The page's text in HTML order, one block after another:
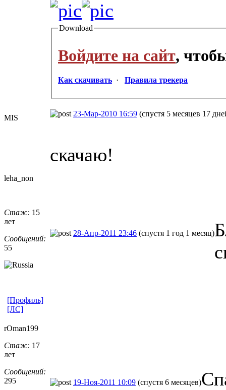
Download
Войдите на сайт,
Как скачивать · Правила трекера
MIS 23-Мар-2010 16:59 (спустя 5 месяцев 17
скачаю!
leha_non
Стаж: 15
лет
Сообщений:
55
28-Апр-2011 23:46 (спустя 1 год 1 месяц)
[Профиль]
[ЛС]
rOman199
Стаж: 17
лет
Сообщений:
295
19-Ноя-2011 10:09 (спустя 6 месяцев)